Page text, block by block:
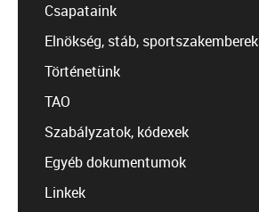
Csapataink
Elnökség, stáb, sportszakemberek
Történetünk
TAO
Szabályzatok, kódexek
Egyéb dokumentumok
Linkek